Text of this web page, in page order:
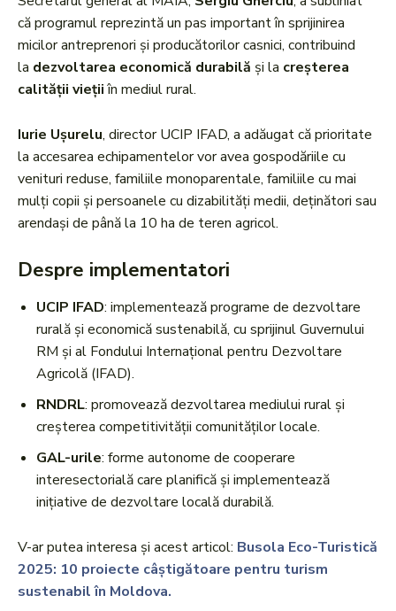
că programul reprezintă un pas important în sprijinirea
micilor antreprenori și producătorilor casnici, contribuind
la dezvoltarea economică durabilă și la creșterea
calității viețiiîn mediul rural.
Iurie Ușurelu, director UCIP IFAD, a adăugat că prioritate
la accesarea echipamentelor vor avea gospodăriile cu
venituri reduse, familiile monoparentale, familiile cu mai
mulți copii și persoanele cu dizabilități medii, deținători sau
arendași de până la 10 ha de teren agricol.
Despre implementatori
UCIP IFAD: implementează programe de dezvoltare
rurală și economică sustenabilă, cu sprijinul Guvernului
RM și al Fondului Internațional pentru Dezvoltare
Agricolă (IFAD).
RNDRL: promovează dezvoltarea mediului rural și
creșterea competitivității comunităților locale.
GAL-urile: forme autonome de cooperare
interesectorială care planifică și implementează
inițiative de dezvoltare locală durabilă.
V-ar putea interesa și acest articol: Busola Eco-Turistică
2025: 10 proiecte câștigătoare pentru turism
sustenabil în Moldova.